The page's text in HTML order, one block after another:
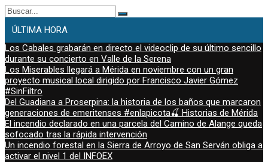
Buscar:
ÚLTIMA HORA
Los Cabales grabarán en directo el videoclip de su último sencillo
durante su concierto en Valle de la Serena
Los Miserables llegará a Mérida en noviembre con un gran
proyecto musical local dirigido por Francisco Javier Gómez
#SinFiltro
Del Guadiana a Proserpina: la historia de los baños que marcaron
generaciones de emeritenses #enlapicota🍒 Historias de Mérida
El incendio declarado en una parcela del Camino de Alange queda
sofocado tras la rápida intervención
Un incendio forestal en la Sierra de Arroyo de San Serván obliga a
activar el nivel 1 del INFOEX